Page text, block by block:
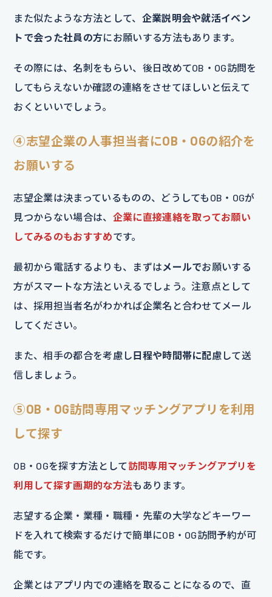
また似たような方法として、 企業説明会や就活イベン
トで会った社員の方にお願いする方法もあります。
その際には、名刺をもらい、後日改めてOB・OG訪問を
してもらえないか確認の連絡をさせてほしいと伝えて
おくといいでしょう。
④志望企業の人事担当者にOB・OGの紹介を
お願いする
志望企業は決まっているものの、どうしてもOB・OGが
見つからない場合は、 企業に直接連絡を取ってお願い
してみるのもおすすめです。
最初から電話するよりも、まずは メールでお願いする
方がスマートな方法といえるでしょう。注意点として
は、採用担当者名がわかれば企業名と合わせてメール
してください。
また、相手の都合を考慮し日程や時間帯に配慮して送
信しましょう。
⑤OB・OG訪問専用マッチングアプリを利用
して探す
OB・OGを探す方法として訪問専用マッチングアプリを
利用して探す画期的な方法もあります。
志望する企業・業種・職種・先輩の大学などキーワー
ドを入れて検索するだけで簡単にOB・OG訪問予約が可
能です。
企業とはアプリ内での連絡を取ることになるので、直